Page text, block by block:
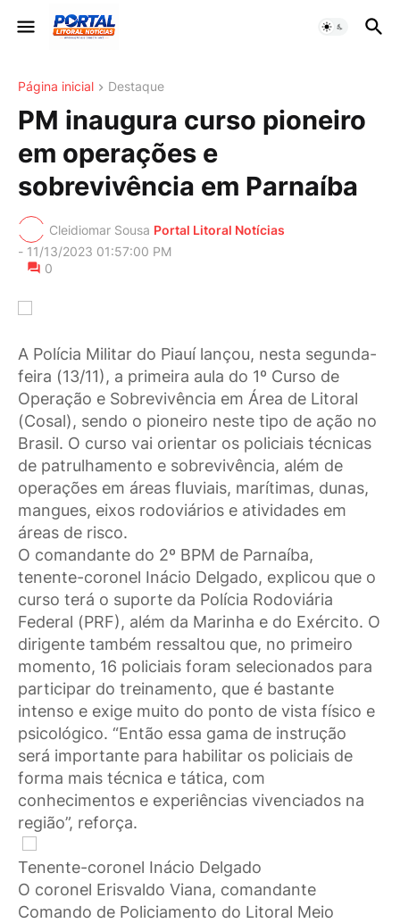
Página inicial Destaque
PM inaugura curso pioneiro
em operações e
sobrevivência em Parnaíba
Cleidiomar Sousa Portal Litoral Notícias
- 11/13/2023 01:57:00 PM
0
A Polícia Militar do Piauí lançou, nesta segunda-
feira (13/11), a primeira aula do 1º Curso de
Operação e Sobrevivência em Área de Litoral
(Cosal), sendo o pioneiro neste tipo de ação no
Brasil. O curso vai orientar os policiais técnicas
de patrulhamento e sobrevivência, além de
operações em áreas fluviais, marítimas, dunas,
mangues, eixos rodoviários e atividades em
áreas de risco.
O comandante do 2º BPM de Parnaíba,
tenente-coronel Inácio Delgado, explicou que o
curso terá o suporte da Polícia Rodoviária
Federal (PRF), além da Marinha e do Exército. O
dirigente também ressaltou que, no primeiro
momento, 16 policiais foram selecionados para
participar do treinamento, que é bastante
intenso e exige muito do ponto de vista físico e
psicológico. “Então essa gama de instrução
será importante para habilitar os policiais de
forma mais técnica e tática, com
conhecimentos e experiências vivenciados na
região”, reforça.
Tenente-coronel Inácio Delgado
O coronel Erisvaldo Viana, comandante
Comando de Policiamento do Litoral Meio